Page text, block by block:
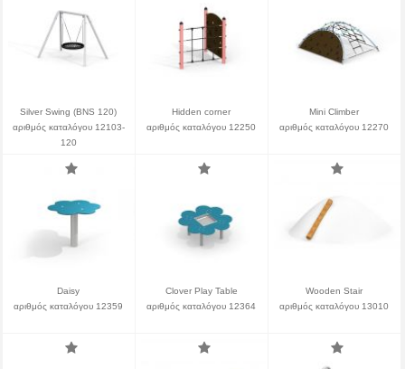
Silver Swing (BNS 120)
αριθμός καταλόγου 12103-
120
Hidden corner
αριθμός καταλόγου 12250
Mini Climber
αριθμός καταλόγου 12270
Daisy
αριθμός καταλόγου 12359
Clover Play Table
αριθμός καταλόγου 12364
Wooden Stair
αριθμός καταλόγου 13010